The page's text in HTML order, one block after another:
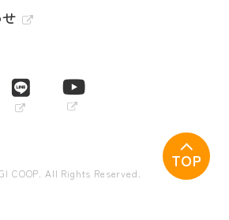
TOP
COOP. All Rights Reserved.